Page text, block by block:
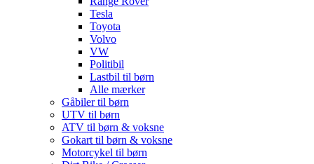
Tesla
Toyota
Volvo
VW
Politibil
Lastbil til børn
Alle mærker
Gåbiler til børn
UTV til børn
ATV til børn & voksne
Gokart til børn & voksne
Motorcykel til børn